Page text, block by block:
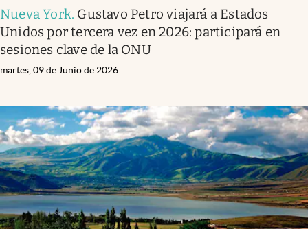
Nueva York. Gustavo Petro viajará a Estados
Unidos por tercera vez en 2026: participará en
sesiones clave de la ONU
martes, 09 de Junio de 2026